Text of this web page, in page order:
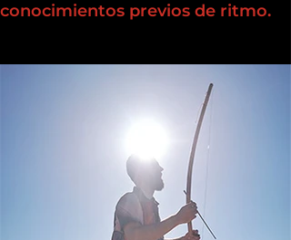
conocimientos previos de ritmo.